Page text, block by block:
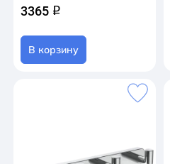
3365 q
В корзину